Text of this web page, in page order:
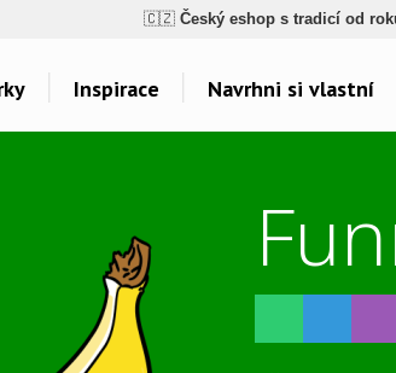
Ekologický a zdravotně nezávadný žádná
⚡Rychlé dodání
🏢Výhodné pro firmy
Český eshop s tradicí od
Inspirace Navrhni si vlastní
grafika